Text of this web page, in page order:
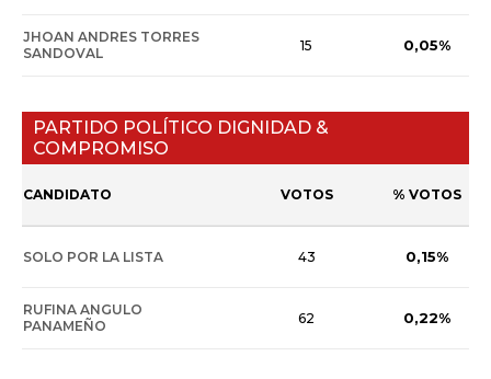
JHOAN ANDRES TORRES
SANDOVAL
15 0,05%
PARTIDO POLÍTICO DIGNIDAD &
COMPROMISO
CANDIDATO VOTOS % VOTOS
SOLO POR LA LISTA 43 0,15%
RUFINA ANGULO
PANAMEÑO
62 0,22%